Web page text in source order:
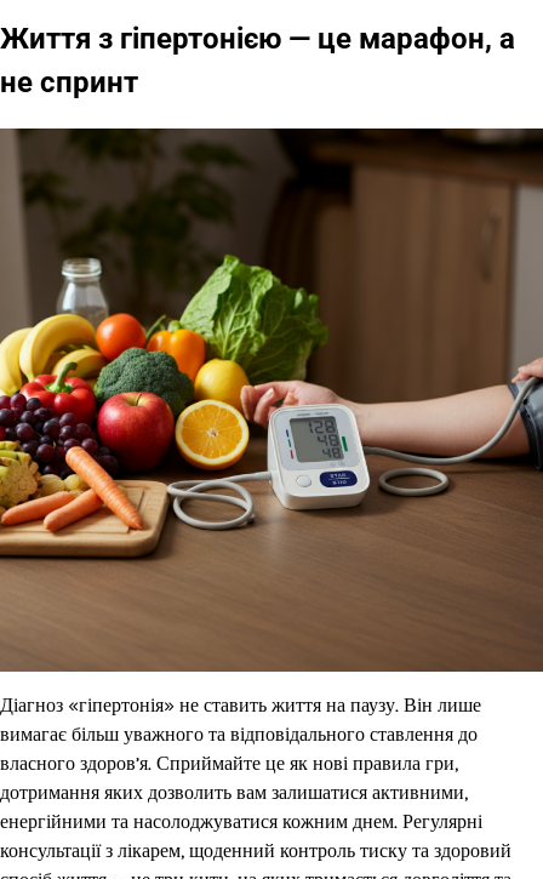
Життя з гіпертонією — це марафон, а
не спринт
Діагноз «гіпертонія» не ставить життя на паузу. Він лише
вимагає більш уважного та відповідального ставлення до
власного здоров’я. Сприймайте це як нові правила гри,
дотримання яких дозволить вам залишатися активними,
енергійними та насолоджуватися кожним днем. Регулярні
консультації з лікарем, щоденний контроль тиску та здоровий